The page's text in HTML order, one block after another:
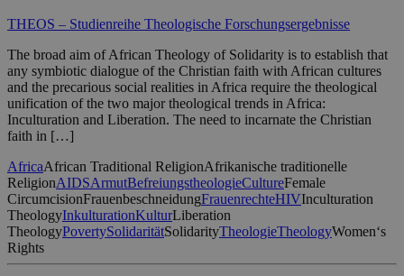
THEOS – Studienreihe Theologische Forschungsergebnisse
The broad aim of African Theology of Solidarity is to establish that
any symbiotic dialogue of the Christian faith with African cultures
and the precarious social realities in Africa require the theological
unification of the two major theological trends in Africa:
Inculturation and Liberation. The need to incarnate the Christian
faith in […]
AfricaAfrican Traditional ReligionAfrikanische traditionelle
ReligionAIDSArmutBefreiungstheologieCultureFemale
CircumcisionFrauenbeschneidungFrauenrechteHIVInculturation
TheologyInkulturationKulturLiberation
TheologyPovertySolidaritätSolidarityTheologieTheologyWomen‘s
Rights